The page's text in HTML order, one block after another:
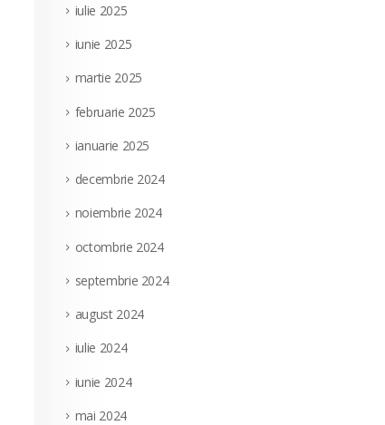
iulie 2025
iunie 2025
martie 2025
februarie 2025
ianuarie 2025
decembrie 2024
noiembrie 2024
octombrie 2024
septembrie 2024
august 2024
iulie 2024
iunie 2024
mai 2024